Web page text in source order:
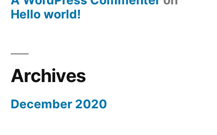
Hello world!
Archives
December 2020